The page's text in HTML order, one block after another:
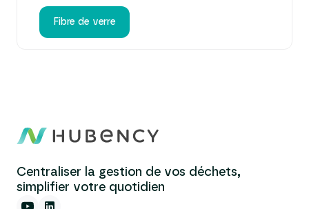
Fibre de verre
Centraliser la gestion de vos déchets,
simplifier votre quotidien